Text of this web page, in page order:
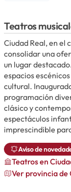
Teatros
Ciudad Real, en el
consolidar una
un lugar
espacios
cultural.
programación
clásico y
espectáculos
imprescindible
Aviso de
Teatrosen
Ver provincia de